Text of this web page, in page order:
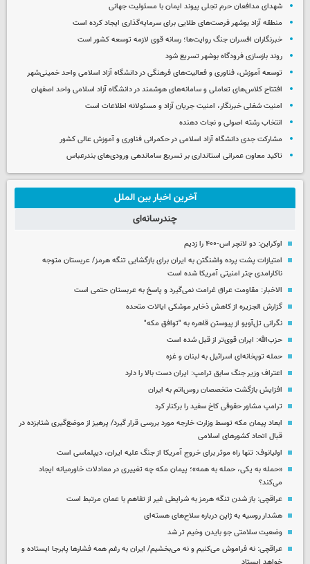
شهدای مدافعان حرم تجلی پیوند ایمان با مسئولیت جهانی
منطقه آزاد بوشهر فرصت‌های طلایی برای سرمایه‌گذاری ایجاد کرده است
خبرنگاران افسران جنگ روایت‌ها؛ رسانه قوی لازمه توسعه کشور است
روند بازسازی فرودگاه بوشهر تسریع شود
توسعه آموزش، فناوری و فعالیت‌های فرهنگی در دانشگاه آزاد اسلامی واحد خمینی‌شهر
افتتاح کلاس‌های تعاملی و سامانه‌های هوشمند در دانشگاه آزاد اسلامی واحد اصفهان
امنیت شغلی خبرنگار، امنیت جریان آزاد و مسئولانه اطلاعات است
انتخاب رشته اصولی و نجات دهنده
مشارکت جدی دانشگاه آزاد اسلامی در حکمرانی فناوری و آموزش عالی کشور
تاکید معاون عمرانی استانداری بر تسریع ساماندهی ورودی‌های بندرعباس
آخرین اخبار بین الملل
چندرسانه‌ای
اوکراین: دو لانچر اس-۴۰۰ را زدیم
امتیازات پشت پرده واشنگتن به ایران برای بازگشایی تنگه هرمز/ عربستان متوجه
ناکارامدی چتر امنیتی آمریکا شده است
الاخبار: مقاومت عراق غرامت نمی‌گیرد و پاسخ به عربستان حتمی است
گزارش الجزیره از کاهش ذخایر موشکی ایالات متحده
نگرانی تل‌آویو از پیوستن قاهره به "توافق مکه"
حزب‌الله: ایران قوی‌تر از قبل شده است
حمله توپخانه‌ای اسرائیل به لبنان و غزه
اعتراف وزیر جنگ سابق ترامپ: ایران دست بالا را دارد
افزایش بازگشت متخصصان روس‌اتم به ایران
ترامپ مشاور حقوقی کاخ سفید را برکنار کرد
ابعاد پیمان مکه توسط وزارت خارجه مورد بررسی قرار گیرد/ پرهیز از موضع‌گیری شتابزده در
قبال اتحاد کشورهای اسلامی
اولیانوف: تنها راه موثر برای خروج آمریکا از جنگ علیه ایران، دیپلماسی است
«حمله به یکی، حمله به همه»؛ پیمان مکه چه تغییری در معادلات خاورمیانه ایجاد
می‌کند؟
عراقچی: باز شدن تنگه هرمز به شرایطی غیر از تفاهم با عمان مرتبط است
هشدار روسیه به ژاپن درباره سلاح‌های هسته‌ای
وضعیت سلامتی جو بایدن وخیم تر شد
عراقچی: نه فراموش می‌کنیم و نه می‌بخشیم/ ایران به رغم همه فشارها پابرجا ایستاده و